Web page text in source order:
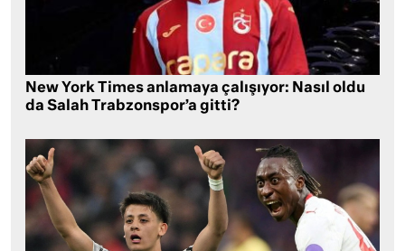
New York Times anlamaya çalışıyor: Nasıl oldu
da Salah Trabzonspor’a gitti?